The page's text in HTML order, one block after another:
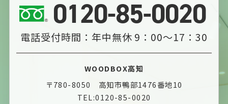
0120-85-0020
電話受付時間：年中無休 9：00～17：30
WOODBOX高知
〒780-8050 高知市鴨部1476番地10
TEL:0120-85-0020